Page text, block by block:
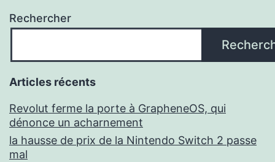
Rechercher
Articles récents
Revolut ferme la porte à GrapheneOS, qui
dénonce un acharnement
la hausse de prix de la Nintendo Switch 2 passe
mal